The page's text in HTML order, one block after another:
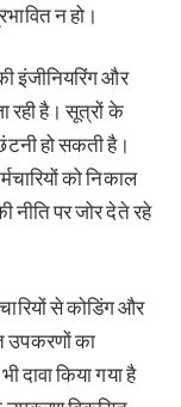
न हो।
इंजीनियरिंग और
रही है। सूत्रों के
हो सकती है।
को निकाल
नीति पर जोर देते रहे
से कोडिंग और
उपकरणों का
दावा किया गया है